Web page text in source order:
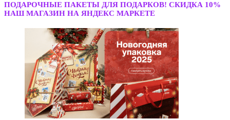
ПОДАРОЧНЫЕ ПАКЕТЫ ДЛЯ ПОДАРКОВ! СКИДКА 10%
НАШ МАГАЗИН НА ЯНДЕКС МАРКЕТЕ